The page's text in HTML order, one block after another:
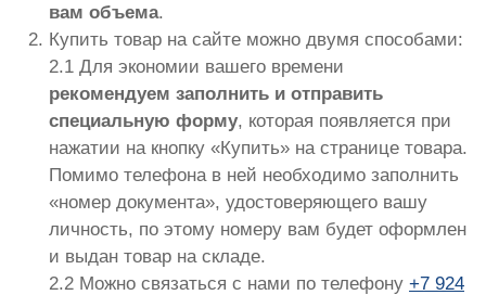
вам объема.
Купить товар на сайте можно двумя способами:
2.1 Для экономии вашего времени
рекомендуем заполнить и отправить
специальную форму, которая появляется при
нажатии на кнопку «Купить» на странице товара.
Помимо телефона в ней необходимо заполнить
«номер документа», удостоверяющего вашу
личность, по этому номеру вам будет оформлен
и выдан товар на складе.
2.2 Можно связаться с нами по телефону +7 924